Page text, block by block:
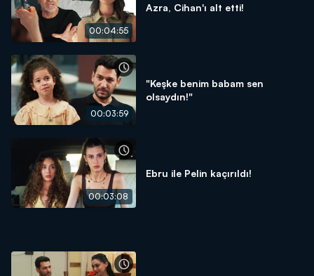
00:04:55
Azra, Cihan'ı alt etti!
00:03:59
"Keşke benim babam sen
olsaydın!"
00:03:08
Ebru ile Pelin kaçırıldı!